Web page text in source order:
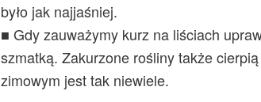
było jak najjaśniej.
■ Gdy zauważymy kurz na liściach
szmatką. Zakurzone rośliny także
zimowym jest tak niewiele.